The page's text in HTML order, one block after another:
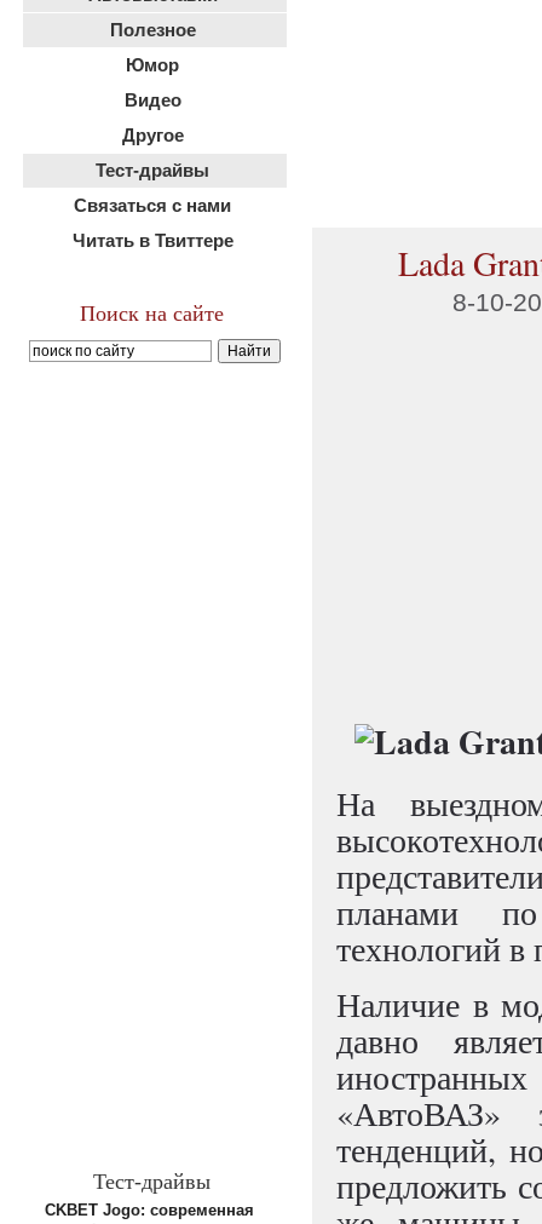
Полезное
Юмор
Видео
Другое
Тест-драйвы
Связаться с нами
Читать в Твиттере
Поиск на сайте
Тест-драйвы
CKBET Jogo: современная
Lada
8-10-
На
планами
технологий в
Наличие в
давно
«АвтоВАЗ»
тенденций,
предложить